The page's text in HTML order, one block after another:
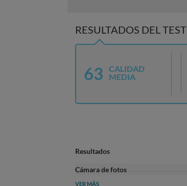
RESULTADOS DEL TEST
63
CALIDAD
MEDIA
Resultados
Cámara de fotos
VER MÁS